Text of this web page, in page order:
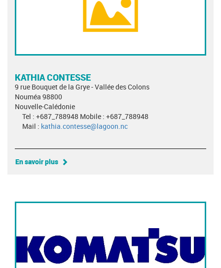
KATHIA CONTESSE
9 rue Bouquet de la Grye - Vallée des Colons
Nouméa 98800
Nouvelle-Calédonie
Tel : +687_788948 Mobile : +687_788948
Mail : kathia.contesse@lagoon.nc
En savoir plus